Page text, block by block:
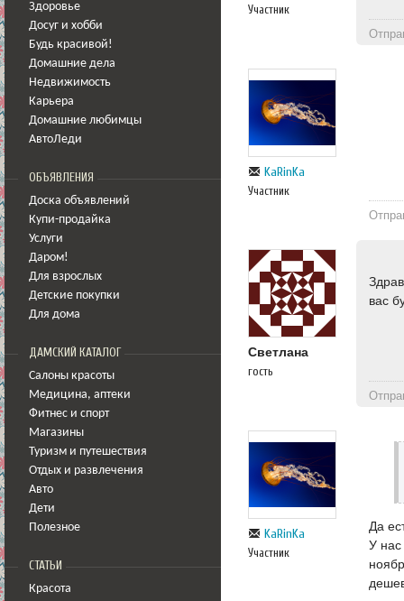
Здоровье
Досуг и хобби
Будь красивой!
Домашние дела
Недвижимость
Карьера
Домашние любимцы
АвтоЛеди
ОБЪЯВЛЕНИЯ
Доска объявлений
Купи-продайка
Услуги
Даром!
Для взрослых
Детские покупки
Для дома
ДАМСКИЙ КАТАЛОГ
Салоны красоты
Медицина, аптеки
Фитнес и спорт
Магазины
Туризм и путешествия
Отдых и развлечения
Авто
Дети
Полезное
СТАТЬИ
Красота
Участник
KaRinKa
Участник
Светлана
гость
вас
KaRinKa
Участник
Да
У нас